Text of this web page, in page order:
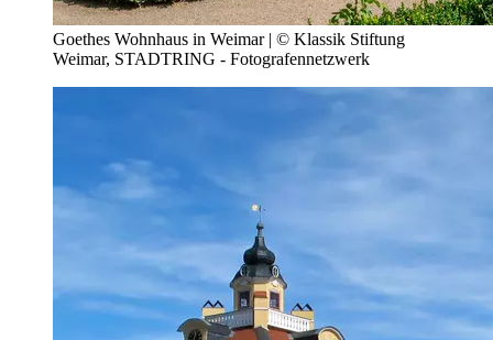
Goethes Wohnhaus in Weimar | © Klassik Stiftung
Weimar, STADTRING - Fotografennetzwerk